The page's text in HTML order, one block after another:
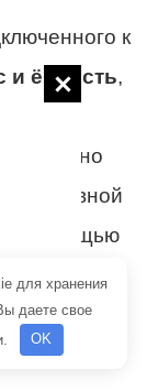
к
и ёмкость,
нужно
Сливной
с помощью
для хранения
даете свое
OK